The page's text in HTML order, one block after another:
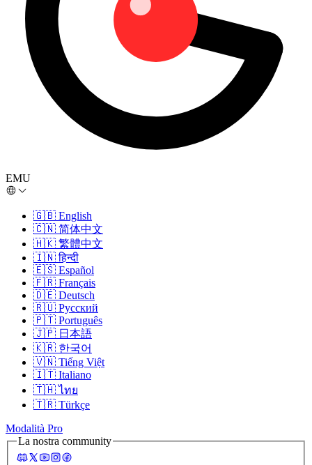
EMU
🇬🇧 English
🇨🇳 简体中文
🇭🇰 繁體中文
🇮🇳 हिन्दी
🇪🇸 Español
🇫🇷 Français
🇩🇪 Deutsch
🇷🇺 Русский
🇵🇹 Português
🇯🇵 日本語
🇰🇷 한국어
🇻🇳 Tiếng Việt
🇮🇹 Italiano
🇹🇭 ไทย
🇹🇷 Türkçe
Modalità Pro
La nostra community